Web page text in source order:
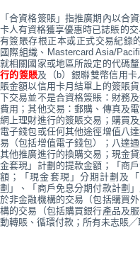
「合資格簽賬」指推廣期內以合
卡人有資格獲享優惠時已誌賬的
有簽賬存根正本或正式交易紀錄
國際組織、Mastercard Asia/
就相關國家或地區所設定的代碼釐
行的簽賬及（b）銀聯雙幣信用
賬金額以信用卡月結單上的簽賬
下交易並不是合資格簽賬：財務
費用；其他交易：郵購、傳真及
網上理財進行的簽賬交易；購買
電子錢包或任何其他途徑增值八
易（包括增值電子錢包）；八達
其他推廣進行的換購交易；現金
金套現」計劃的提款金額；「商
額；「現金套現」分期計劃及
劃」、「商戶免息分期付款計劃
於非金融機構的交易（包括購買
構的交易（包括購買銀行產品及
動轉賬、循環付款；所有未志賬